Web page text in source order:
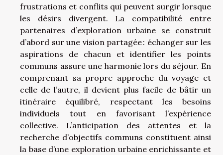
frustrations et conflits qui peuvent surgir lorsque
les désirs divergent. La compatibilité entre
partenaires d’exploration urbaine se construit
d’abord sur une vision partagée : échanger sur les
aspirations de chacun et identifier les points
communs assure une harmonie lors du séjour. En
comprenant sa propre approche du voyage et
celle de l’autre, il devient plus facile de bâtir un
itinéraire équilibré, respectant les besoins
individuels tout en favorisant l’expérience
collective. L’anticipation des attentes et la
recherche d’objectifs communs constituent ainsi
la base d’une exploration urbaine enrichissante et